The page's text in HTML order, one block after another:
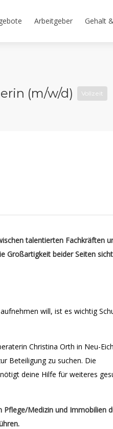
Arbeitgeber Gehalt
(m/w/d) Vollzeit
talentierten Fachkräften
Großartigkeit beider Seiten
will, ist es wichtig
Christina Orth in Neu-
Beteiligung zu suchen. Die
deine Hilfe für weiteres
Medizin und Immobilien